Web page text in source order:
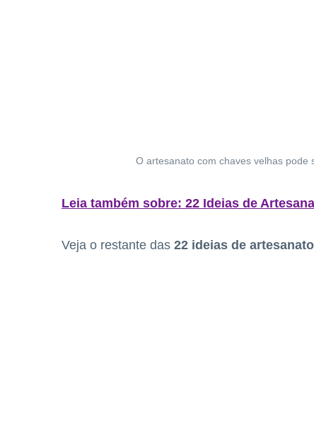
O artesanato com chaves velhas
Leia também sobre: 22 Ideias de
Veja o restante das 22 ideias de